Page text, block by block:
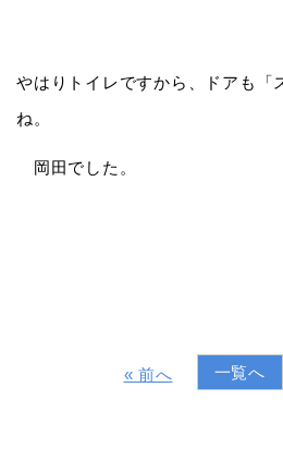
やはりトイレですから、ドアも「
ね。
岡田でした。
« 前へ 一覧へ